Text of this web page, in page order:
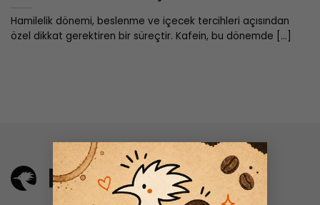
×
Hamilelik dönemi, beslenme ve içecek tercihleri açısından
özel dikkat gerektiren bir süreçtir. Kafein, bu dönemde [...]